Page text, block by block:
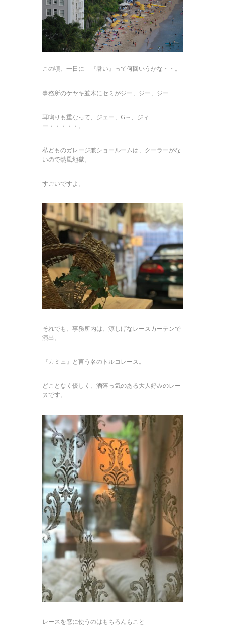
この頃、一日に 『暑い』って何回いうかな・・。
事務所のケヤキ並木にセミがジー、ジー、ジー
耳鳴りも重なって、ジェー、G～、ジィ
ー・・・・・。
私どものガレージ兼ショールームは、クーラーがな
いので熱風地獄。
すごいですよ。
それでも、事務所内は、涼しげなレースカーテンで
演出。
『カミュ』と言う名のトルコレース。
どことなく優しく、洒落っ気のある大人好みのレー
スです。
レースを窓に使うのはもちろんもこと